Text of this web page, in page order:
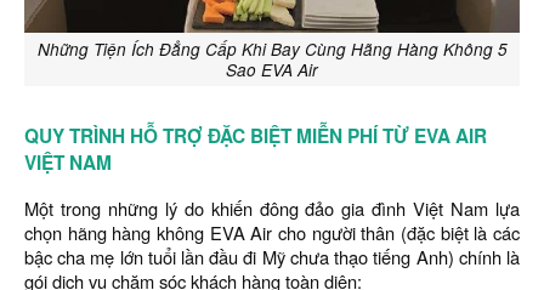
Những Tiện Ích Đẳng Cấp Khi Bay Cùng Hãng Hàng Không 5
Sao EVA Air
QUY TRÌNH HỖ TRỢ ĐẶC BIỆT MIỄN PHÍ TỪ EVA AIR
VIỆT NAM
Một trong những lý do khiến đông đảo gia đình Việt Nam lựa
chọn hãng hàng không EVA Air cho người thân (đặc biệt là các
bậc cha mẹ lớn tuổi lần đầu đi Mỹ chưa thạo tiếng Anh) chính là
gói dịch vụ chăm sóc khách hàng toàn diện: